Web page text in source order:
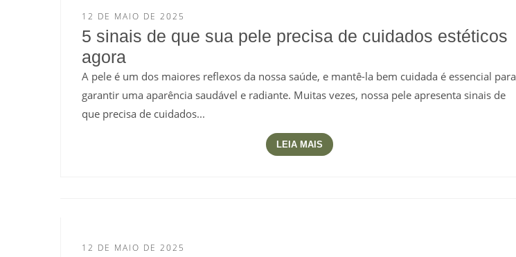
12 DE MAIO DE 2025
5 sinais de que sua pele precisa de cuidados estéticos
agora
A pele é um dos maiores reflexos da nossa saúde, e mantê-la bem cuidada é essencial para
garantir uma aparência saudável e radiante. Muitas vezes, nossa pele apresenta sinais de
que precisa de cuidados...
LEIA MAIS
12 DE MAIO DE 2025